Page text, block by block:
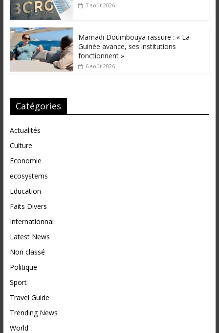
7 août 2026
Mamadi Doumbouya rassure : « La
Guinée avance, ses institutions
fonctionnent »
6 août 2026
Catégories
Actualités
Culture
Economie
ecosystems
Education
Faits Divers
Internationnal
Latest News
Non classé
Politique
Sport
Travel Guide
Trending News
World